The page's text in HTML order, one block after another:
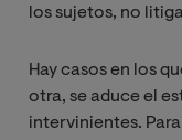
los sujetos, no
Hay casos en los
otra, se aduce el
intervinientes.